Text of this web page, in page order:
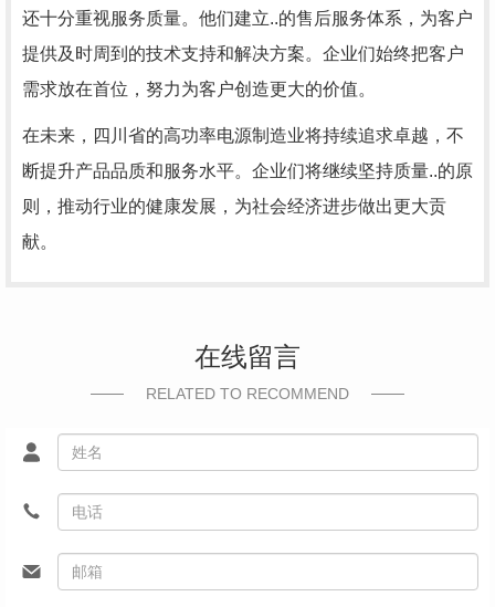
还十分重视服务质量。他们建立..的售后服务体系，为客户
提供及时周到的技术支持和解决方案。企业们始终把客户
需求放在首位，努力为客户创造更大的价值。
在未来，四川省的高功率电源制造业将持续追求卓越，不
断提升产品品质和服务水平。企业们将继续坚持质量..的原
则，推动行业的健康发展，为社会经济进步做出更大贡
献。
在线留言
RELATED TO RECOMMEND